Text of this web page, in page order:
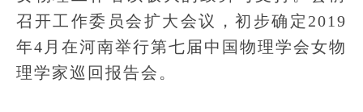
召开工作委员会扩大会议，初步确定2019
年4月在河南举行第七届中国物理学会女物
理学家巡回报告会。